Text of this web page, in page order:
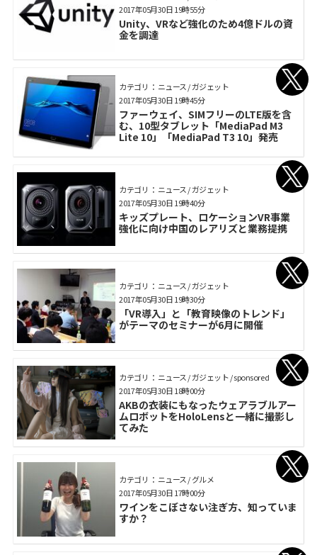
Unity、VRなど強化のため4億ドルの資
金を調達
2017年05月30日 19時55分
カテゴリ： ニュース / ガジェット
ファーウェイ、SIMフリーのLTE版を含
む、10型タブレット「MediaPad M3
Lite 10」「MediaPad T3 10」発売
2017年05月30日 19時45分
カテゴリ： ニュース / ガジェット
キッズプレート、ロケーションVR事業
強化に向け中国のレアリズと業務提携
2017年05月30日 19時40分
カテゴリ： ニュース / ガジェット
「VR導入」と「教育映像のトレンド」
がテーマのセミナーが6月に開催
2017年05月30日 19時30分
カテゴリ： ニュース / ガジェット / sponsored
AKBの衣装にもなったウェアラブルアー
ムロボットをHoloLensと一緒に撮影し
てみた
2017年05月30日 18時00分
カテゴリ： ニュース / グルメ
ワインをこぼさない注ぎ方、知っていま
すか？
2017年05月30日 17時00分